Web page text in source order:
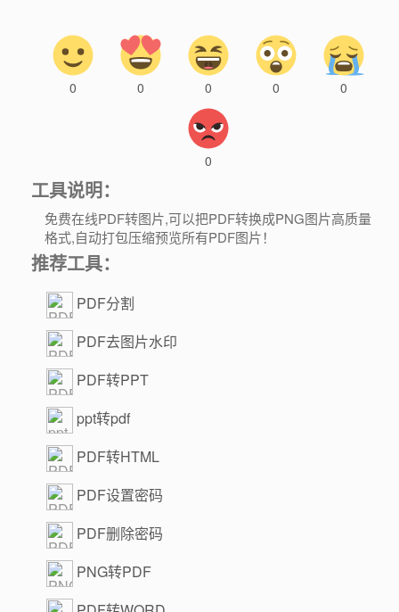
0 0 0 0 0
0
工具说明：
免费在线PDF转图片,可以把PDF转换成PNG图片高质量
格式,自动打包压缩预览所有PDF图片！
推荐工具：
PDF分割
PDF去图片水印
PDF转PPT
ppt转pdf
PDF转HTML
PDF设置密码
PDF删除密码
PNG转PDF